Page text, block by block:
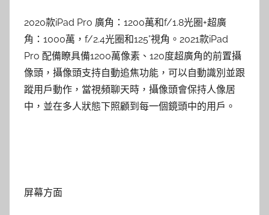
2020款iPad Pro 廣角：1200萬和f/1.8光圈+超廣
角：1000萬，f/2.4光圈和125°視角。2021款iPad
Pro 配備瞭具備1200萬像素、120度超廣角的前置攝
像頭，攝像頭支持自動追焦功能，可以自動識別並跟
蹤用戶動作，當視頻聊天時，攝像頭會保持人像居
中，並在多人狀態下照顧到每一個鏡頭中的用戶。
屏幕方面